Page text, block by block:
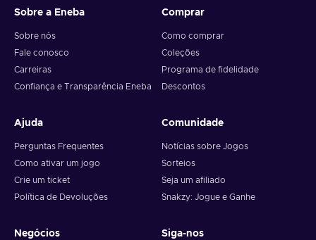
desafios e lucrativas oportunidades esperam aqueles que
planeiam astutamente. Desfruta da tua ganância ao acumular
uma vasta coleção de loot, incluindo ouro, dinheiro, armas,
cosméticos e elogios. Escolhe o teu estilo, stealth ou armas a
de misericórdia. Joga a solo ou com a tua equipa de fiéis
laços inquebráveis. Compra PAYDAY 3 Steam key e abraça
Sobre a Eneba
Sobre nós
Fale conosco
Carreiras
Confiança e Transparência Eneba
Comprar
Como comprar
Coleções
Programa de fidelidade
Descontos
Ajuda
Perguntas Frequentes
Como ativar um jogo
Crie um ticket
Política de Devoluções
Comunidade
Notícias sobre Jogos
Sorteios
Seja um afiliado
Snakzy: Jogue e Ganhe
Negócios Siga-nos